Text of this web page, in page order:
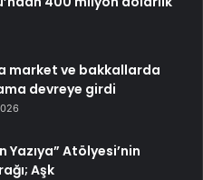
market ve bakkallarda
devreye girdi
Yazıya” Atölyesi’nin
Aşk